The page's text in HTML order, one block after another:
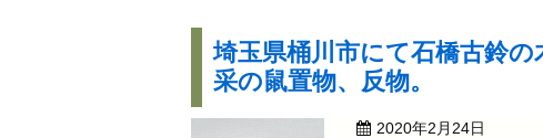
埼玉県桶川市にて石橋古鈴
采の鼠置物、反物。
2020年2月24日